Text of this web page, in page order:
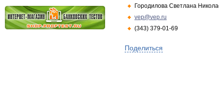
Городилова Светлана
vep@vep.ru
(343) 379-01-69
Поделиться